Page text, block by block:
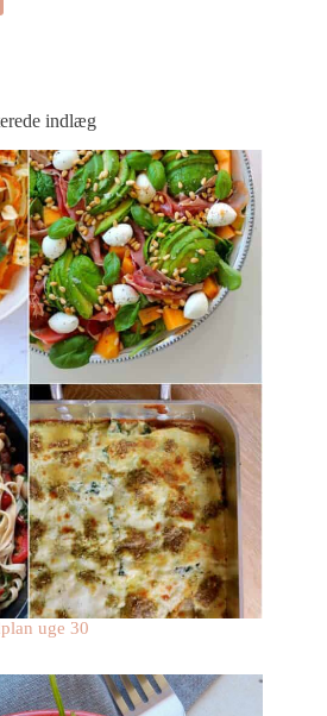
indlæg
uge 30